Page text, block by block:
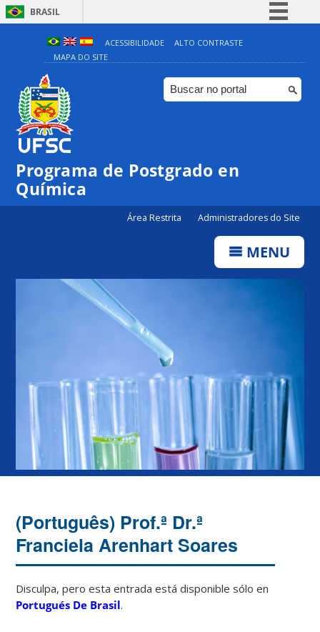
BRASIL
Simplifique!
Comunica BR
Participe
ACESSIBILIDADE
ALTO CONTRASTE
MAPA DO SITE
Programa de Postgrado en
Química
Área Restrita Administradores do Site
MENU
(Português) Prof.ª Dr.ª
Franciela Arenhart Soares
Disculpa, pero esta entrada está disponible sólo en
Portugués De Brasil.